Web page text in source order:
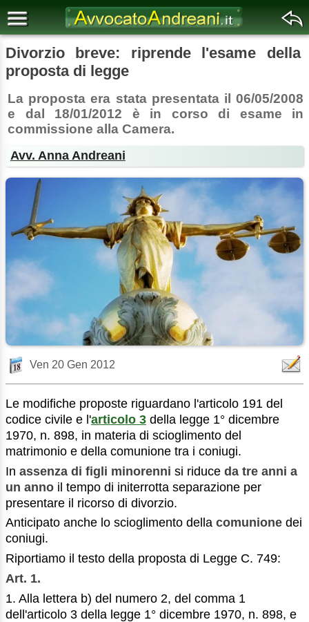
Divorzio breve: riprende l'esame della
proposta di legge
La proposta era stata presentata il 06/05/2008
e dal 18/01/2012 è in corso di esame in
commissione alla Camera.
Avv. Anna Andreani
Ven 20 Gen 2012
Le modifiche proposte riguardano l'articolo 191 del
codice civile e l'articolo 3 della legge 1° dicembre
1970, n. 898, in materia di scioglimento del
matrimonio e della comunione tra i coniugi.
In assenza di figli minorenni si riduce da tre anni a
un anno il tempo di initerrotta separazione per
presentare il ricorso di divorzio.
Anticipato anche lo scioglimento della comunione dei
coniugi.
Riportiamo il testo della proposta di Legge C. 749:
Art. 1.
1. Alla lettera b) del numero 2, del comma 1
dell'articolo 3 della legge 1° dicembre 1970, n. 898, e